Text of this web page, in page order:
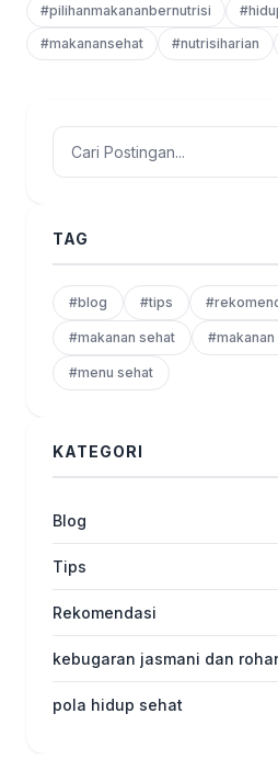
#pilihanmakananbernutrisi
#makanansehat
#nutrisiharian
TAG
#blog #tips
#makanan sehat
#menu sehat
KATEGORI
Blog
Tips
Rekomendasi
kebugaran jasmani dan
pola hidup sehat